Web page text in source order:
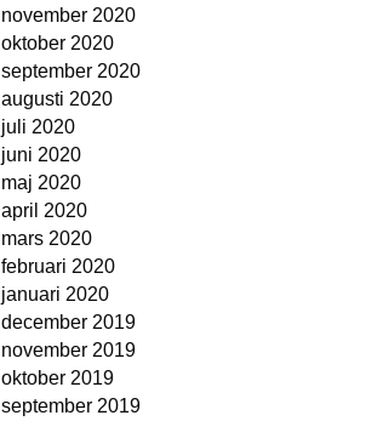
november 2020
oktober 2020
september 2020
augusti 2020
juli 2020
juni 2020
maj 2020
april 2020
mars 2020
februari 2020
januari 2020
december 2019
november 2019
oktober 2019
september 2019